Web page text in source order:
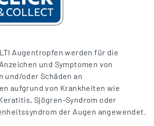
Augentropfen werden für die
und Symptomen von
und/oder Schäden an
aufgrund von Krankheiten wie
Sjögren-Syndrom oder
der Augen angewendet.